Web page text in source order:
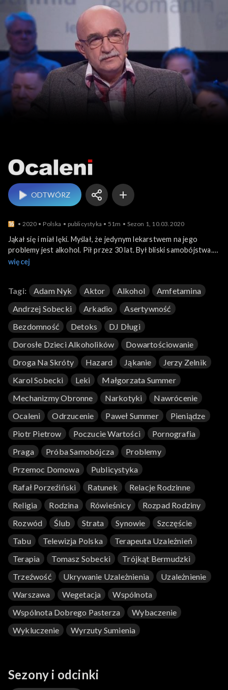
Ocaleni
ODTWÓRZ
2020 Polska publicystyka 51m Sezon 1, 10.03.2020
Jąkał się i miał lęki. Myślał, że jedynym lekarstwem na jego
problemy jest alkohol. Pił przez 30 lat. Był bliski samobójstwa.
Uratowała go wspólnota, a wraz z trzeźwością przyszło
wygadanym dowodem na żywy cud. O swojej drodze do
trzeźwego i szczęśliwego życia opowiada Andrzej Sobecki.
więcej
Tagi: Adam Nyk Aktor Alkohol
Amfetamina
Andrzej Sobecki
Arkadio
Asertywność
Bezdomność
Detoks
DJ Długi
Dorosłe Dzieci Alkoholików
Dowartościowanie
Droga Na Skróty
Hazard Jąkanie
Jerzy Zelnik
Karol Sobecki
Leki
Małgorzata Summer
Mechanizmy Obronne
Narkotyki
Nawrócenie
Ocaleni
Odrzucenie Paweł Summer
Pieniądze
Piotr Pietrow
Poczucie Wartości
Pornografia
Praga
Próba Samobójcza
Problemy
Przemoc Domowa
Publicystyka
Rafał Porzeźiński
Ratunek
Relacje Rodzinne
Religia
Rodzina Rówieśnicy
Rozpad Rodziny
Rozwód
Ślub Strata Synowie
Szczęście
Tabu
Telewizja Polska
Terapeuta Uzależnień
Terapia
Tomasz Sobecki
Trójkąt Bermudzki
Trzeźwość
Ukrywanie Uzależnienia
Uzależnienie
Warszawa
Wegetacja
Wspólnota
Wspólnota Dobrego Pasterza
Wybaczenie
Wykluczenie
Wyrzuty Sumienia
Sezony i odcinki